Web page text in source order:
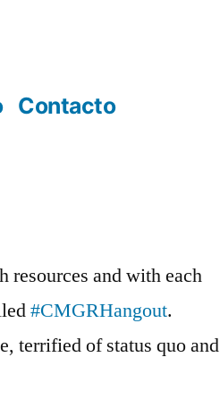
Contacto
resources and with each
#CMGRHangout.
terrified of status quo and